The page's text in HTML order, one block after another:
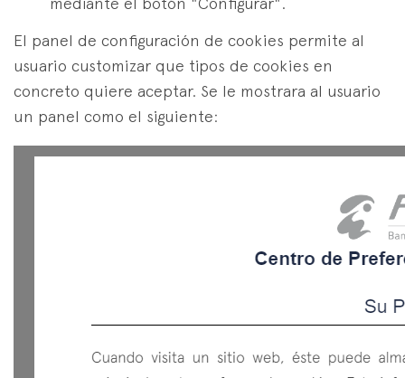
El panel de configuración de cookies permite al
usuario customizar que tipos de cookies en
concreto quiere aceptar. Se le mostrara al usuario
un panel como el siguiente: